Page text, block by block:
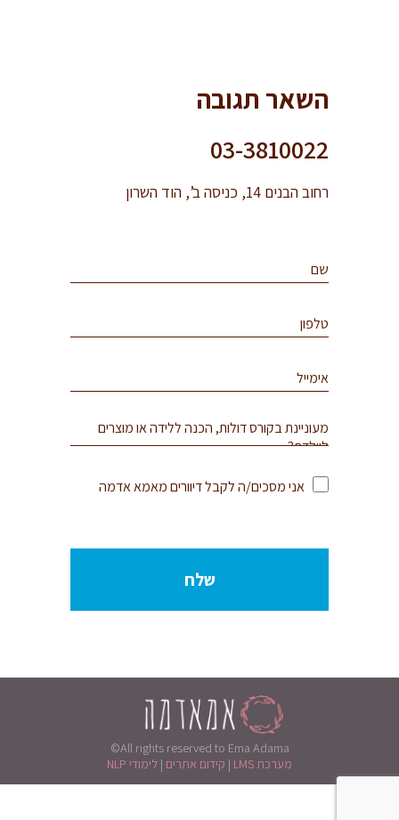
השאר תגובה
03-3810022
רחוב הבנים 14, כניסה ב’, הוד השרון
אני מסכים/ה לקבל דיוורים מאמא אדמה
©All rights reserved to Ema Adama
לימודי NLP | קידום אתרים | מערכת LMS